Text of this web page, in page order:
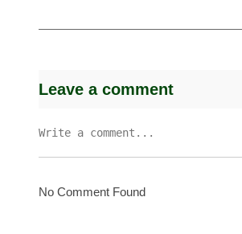
Leave a comment
No Comment Found